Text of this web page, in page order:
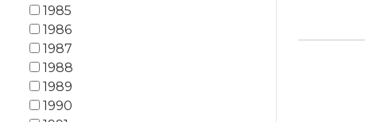
1985
1986
1987
1988
1989
1990